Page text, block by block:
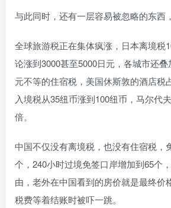
与此同时，还有一层容易被忽略的东西
全球旅游税正在集体疯涨，日本离境税
论涨到3000甚至5000日元，各城市还叠
元不等的住宿税，美国休斯敦的酒店税
入境税从35纽币涨到100纽币，马尔代
倍。
中国不仅没有离境税，也没有住宿税，
个，240小时过境免签口岸增加到65个
由，老外在中国看到的房价就是最终价
税费等着结账时被吓一跳。